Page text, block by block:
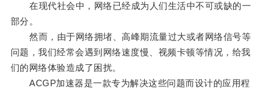
在现代社会中，网络已经成为人们生活中不可或缺的一
部分。
然而，由于网络拥堵、高峰期流量过大或者网络信号等
问题，我们经常会遇到网络速度慢、视频卡顿等情况，给我
们的网络体验造成了困扰。
ACGP加速器是一款专为解决这些问题而设计的应用程